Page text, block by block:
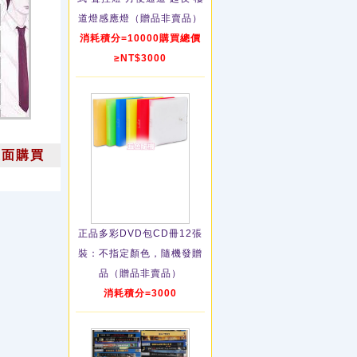
購買
道燈感應燈（贈品非賣品）
消耗積分=10000購買總價
≥NT$3000
正品多彩DVD包CD冊12張
裝：不指定顏色，隨機發贈
品（贈品非賣品）
消耗積分=3000